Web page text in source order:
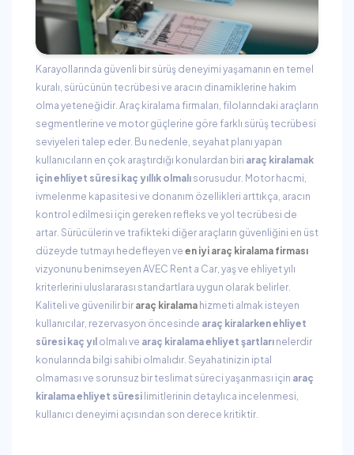
Karayollarında güvenli bir sürüş deneyimi yaşamanın en temel
kuralı, sürücünün tecrübesi ve aracın dinamiklerine hakim
olma yeteneğidir. Araç kiralama firmaları, filolarındaki araçların
segmentlerine ve motor güçlerine göre farklı sürüş tecrübesi
seviyeleri talep eder. Bu nedenle, seyahat planı yapan
kullanıcıların en çok araştırdığı konulardan biri araç kiralamak
için ehliyet süresi kaç yıllık olmalı sorusudur. Motor hacmi,
ivmelenme kapasitesi ve donanım özellikleri arttıkça, aracın
kontrol edilmesi için gereken refleks ve yol tecrübesi de
artar. Sürücülerin ve trafikteki diğer araçların güvenliğini en üst
düzeyde tutmayı hedefleyen ve en iyi araç kiralama firması
vizyonunu benimseyen AVEC Rent a Car, yaş ve ehliyet yılı
kriterlerini uluslararası standartlara uygun olarak belirler.
Kaliteli ve güvenilir bir araç kiralama hizmeti almak isteyen
kullanıcılar, rezervasyon öncesinde araç kiralarken ehliyet
süresi kaç yıl olmalı ve araç kiralama ehliyet şartları nelerdir
konularında bilgi sahibi olmalıdır. Seyahatinizin iptal
olmaması ve sorunsuz bir teslimat süreci yaşanması için araç
kiralama ehliyet süresi limitlerinin detaylıca incelenmesi,
kullanıcı deneyimi açısından son derece kritiktir.